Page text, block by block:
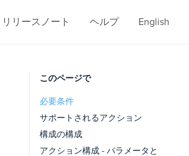
リリースノート ヘルプ English
このページで
必要条件
サポートされるアクション
構成の構成
アクション構成 - パラメータと